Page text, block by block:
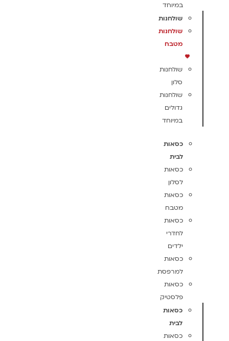
במיוחד
שולחנות
שולחנות
מטבח
שולחנות
סלון
שולחנות
גדולים
במיוחד
כסאות
לבית
כסאות
לסלון
כסאות
מטבח
כסאות
לחדרי
ילדים
כסאות
למרפסת
כסאות
פלסטיק
כסאות
לבית
כסאות